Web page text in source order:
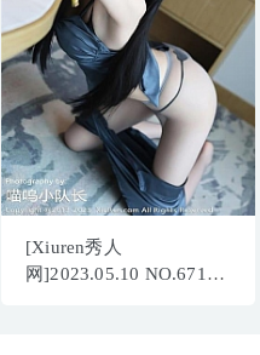
[Xiuren秀人
网]2023.05.10 NO.6713